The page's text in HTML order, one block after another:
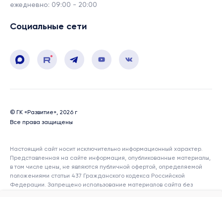
ежедневно: 09:00 - 20:00
Социальные сети
© ГК «Развитие», 2026 г
Все права защищены
Настоящий сайт носит исключительно информационный характер.
Представленная на сайте информация, опубликованные материалы,
в том числе цены, не являются публичной офертой, определяемой
положениями статьи 437 Гражданского кодекса Российской
Федерации. Запрещено использование материалов сайта без